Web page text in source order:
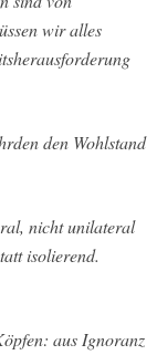
wir alles
den Wohlstand
nicht unilateral
isolierend.
aus Ignoranz